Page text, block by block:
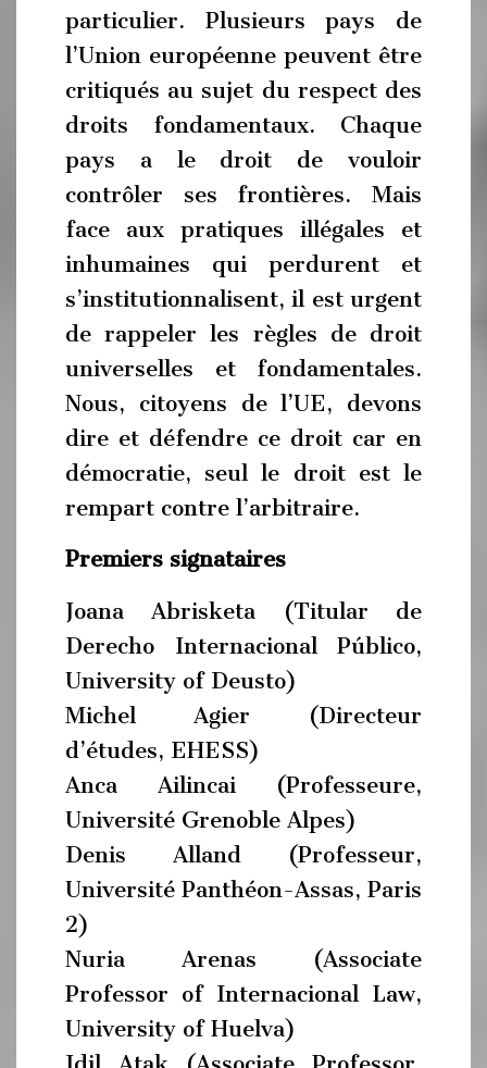
particulier. Plusieurs pays de
l’Union européenne peuvent être
critiqués au sujet du respect des
droits fondamentaux. Chaque
pays a le droit de vouloir
contrôler ses frontières. Mais
face aux pratiques illégales et
inhumaines qui perdurent et
s’institutionnalisent, il est urgent
de rappeler les règles de droit
universelles et fondamentales.
Nous, citoyens de l’UE, devons
dire et défendre ce droit car en
démocratie, seul le droit est le
rempart contre l’arbitraire.
Premiers signataires
Joana Abrisketa (Titular de
Derecho Internacional Público,
University of Deusto)
Michel Agier (Directeur
d’études, EHESS)
Anca Ailincai (Professeure,
Université Grenoble Alpes)
Denis Alland (Professeur,
Université Panthéon-Assas, Paris
2)
Nuria Arenas (Associate
Professor of Internacional Law,
University of Huelva)